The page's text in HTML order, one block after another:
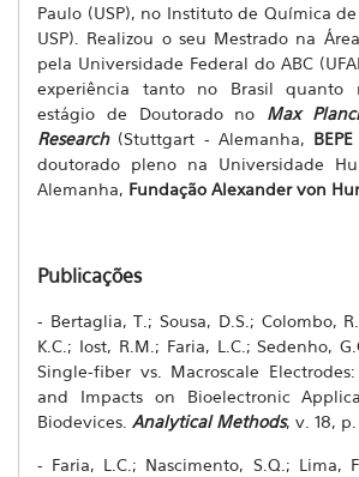
Paulo (USP), no Instituto de Química de
USP). Realizou o seu Mestrado na
pela Universidade Federal do ABC
experiência tanto no Brasil quanto
estágio de Doutorado no Max
Research(Stuttgart - Alemanha,
doutorado pleno na Universidade
Alemanha, Fundação Alexander von
Publicações
- Bertaglia, T.; Sousa, D.S.; Colombo,
K.C.; Iost, R.M.; Faria, L.C.; Sedenho,
Single-fiber vs. Macroscale
and Impacts on Bioelectronic
Biodevices. Analytical Methods, v. 18,
- Faria, L.C.; Nascimento, S.Q.; Lima,